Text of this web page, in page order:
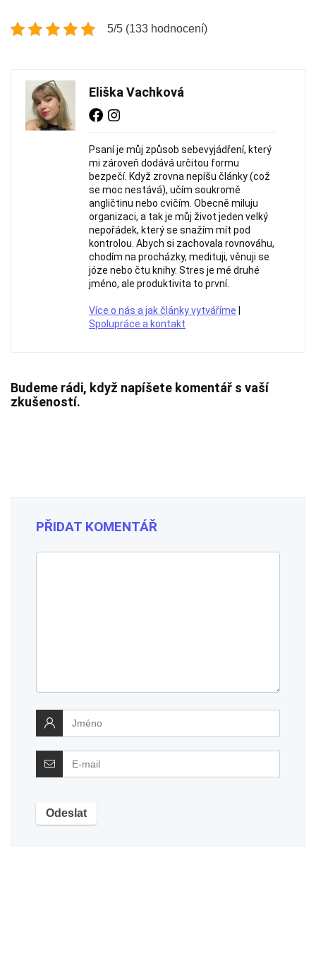
5/5 (133 hodnocení)
Eliška Vachková
Psaní je můj způsob sebevyjádření, který
mi zároveň dodává určitou formu
bezpečí. Když zrovna nepíšu články (což
se moc nestává), učím soukromě
angličtinu nebo cvičím. Obecně miluju
organizaci, a tak je můj život jeden velký
nepořádek, který se snažím mít pod
kontrolou. Abych si zachovala rovnováhu,
chodím na procházky, medituji, věnuji se
józe nebo čtu knihy. Stres je mé druhé
jméno, ale produktivita to první.
Více o nás a jak články vytváříme
Spolupráce a kontakt
Budeme rádi, když napíšete komentář s vaší
zkušeností.
PŘIDAT KOMENTÁŘ